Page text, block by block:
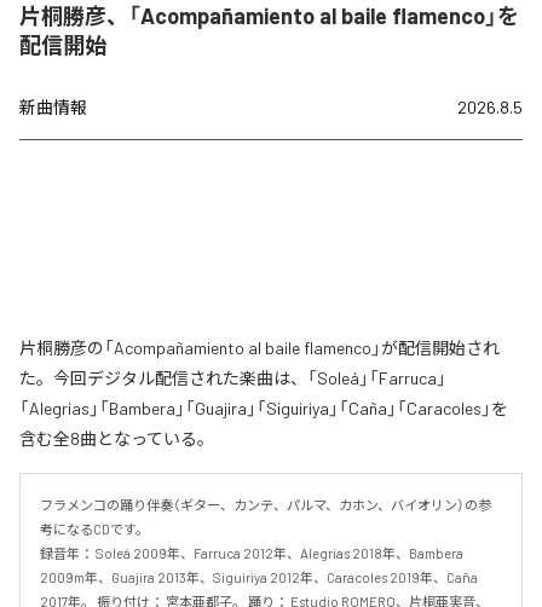
片桐勝彦、「Acompañamiento al baile flamenco」を
配信開始
新曲情報 2026.8.5
片桐勝彦の「Acompañamiento al baile flamenco」が配信開始され
た。今回デジタル配信された楽曲は、「Soleá」「Farruca」
「Alegrías」「Bambera」「Guajira」「Siguiriya」「Caña」「Caracoles」を
含む全8曲となっている。
フラメンコの踊り伴奏（ギター、カンテ、パルマ、カホン、バイオリン）の参
考になるCDです。
録音年： Soleá 2009年、Farruca 2012年、Alegrías 2018年、Bambera
2009m年、Guajira 2013年、Siguiriya 2012年、Caracoles 2019年、Caña
2017年。 振り付け： 宮本亜都子。 踊り： Estudio ROMERO、片桐亜実音、